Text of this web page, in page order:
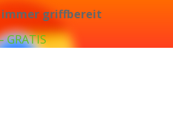
griffbereit